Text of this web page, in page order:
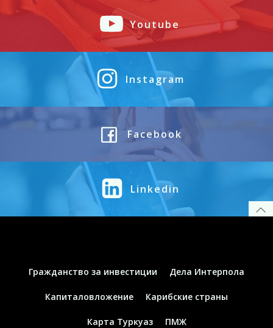
Youtube
Instagram
Facebook
Linkedin
Гражданство за инвестиции Дела Интерпола
Капиталовложение Карибские страны
Карта Туркуаз ПМЖ